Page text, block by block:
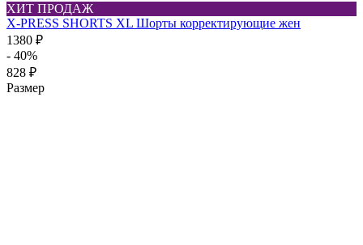
ХИТ ПРОДАЖ
X-PRESS SHORTS XL Шорты корректирующие жен
1380 ₽
- 40%
828 ₽
Размер